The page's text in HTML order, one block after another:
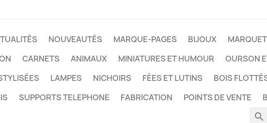
NOUVEAUTÉS MARQUE-PAGES BIJOUX
CARNETS ANIMAUX MINIATURES ET HUMOUR
OURSON
LAMPES NICHOIRS FÉES ET LUTINS BOIS
SUPPORTS TELEPHONE FABRICATION POINTS DE VENTE
search